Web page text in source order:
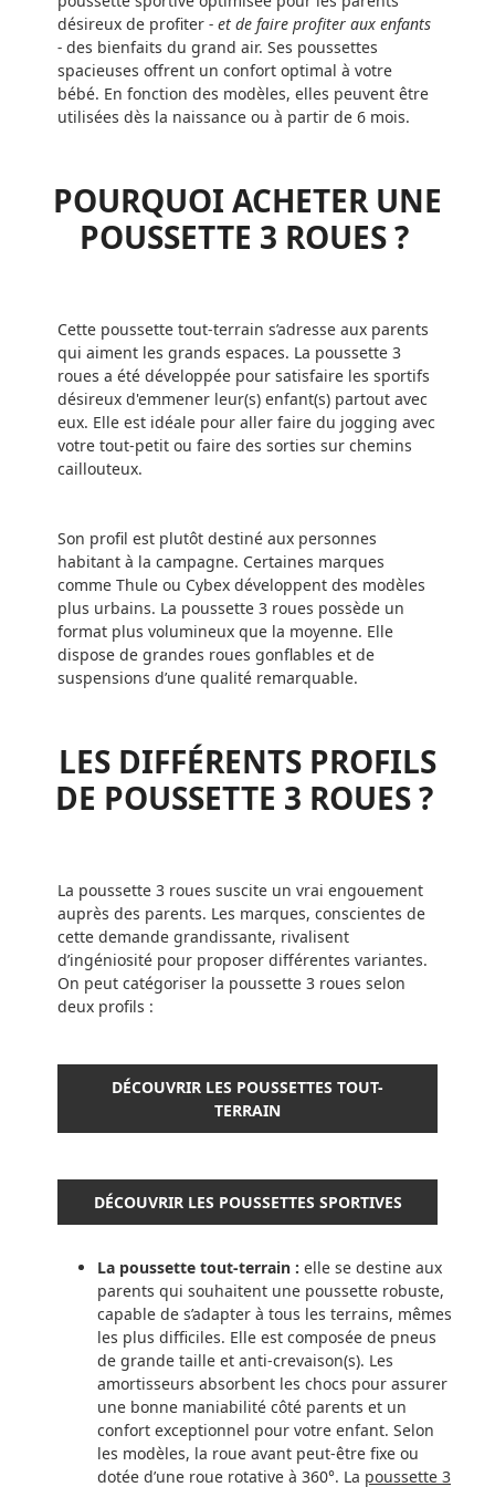
désireux de profiter - et de faire profiter aux enfants
- des bienfaits du grand air. Ses poussettes
spacieuses offrent un confort optimal à votre
bébé. En fonction des modèles, elles peuvent être
utilisées dès la naissance ou à partir de 6 mois.
POURQUOI ACHETER UNE
POUSSETTE 3 ROUES ?
Cette poussette tout-terrain s’adresse aux parents
qui aiment les grands espaces. La poussette 3
roues a été développée pour satisfaire les sportifs
désireux d'emmener leur(s) enfant(s) partout avec
eux. Elle est idéale pour aller faire du jogging avec
votre tout-petit ou faire des sorties sur chemins
caillouteux.
Son profil est plutôt destiné aux personnes
habitant à la campagne. Certaines marques
comme Thule ou Cybex développent des modèles
plus urbains. La poussette 3 roues possède un
format plus volumineux que la moyenne. Elle
dispose de grandes roues gonflables et de
suspensions d’une qualité remarquable.
LES DIFFÉRENTS PROFILS
DE POUSSETTE 3 ROUES ?
La poussette 3 roues suscite un vrai engouement
auprès des parents. Les marques, conscientes de
cette demande grandissante, rivalisent
d’ingéniosité pour proposer différentes variantes.
On peut catégoriser la poussette 3 roues selon
deux profils :
DÉCOUVRIR LES POUSSETTES TOUT-
TERRAIN
DÉCOUVRIR LES POUSSETTES SPORTIVES
La poussette tout-terrain : elle se destine aux
parents qui souhaitent une poussette robuste,
capable de s’adapter à tous les terrains, mêmes
les plus difficiles. Elle est composée de pneus
de grande taille et anti-crevaison(s). Les
amortisseurs absorbent les chocs pour assurer
une bonne maniabilité côté parents et un
confort exceptionnel pour votre enfant. Selon
les modèles, la roue avant peut-être fixe ou
dotée d’une roue rotative à 360°. La poussette 3